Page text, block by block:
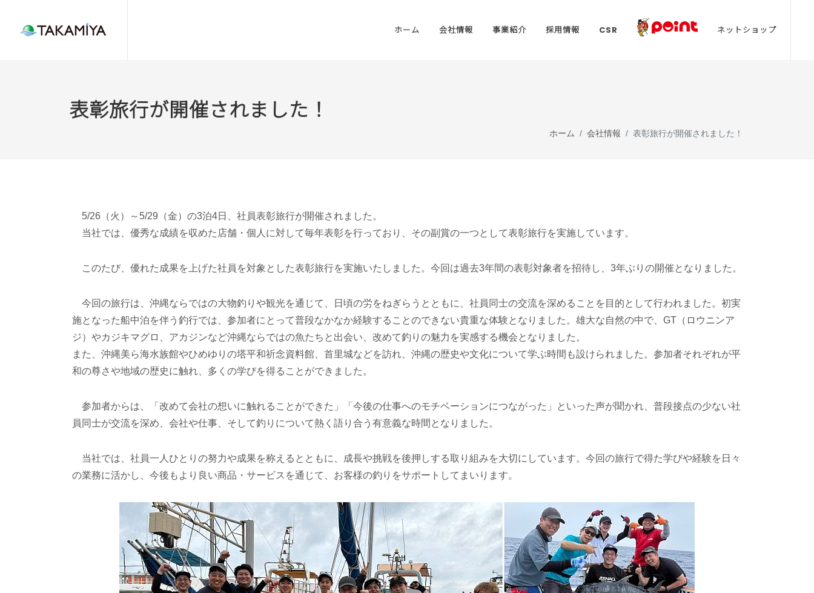
ホーム 会社情報 事業紹介 採用情報 CSR ネットショップ
表彰旅行が開催されました！
ホーム 会社情報 表彰旅行が開催されました！
5/26（火）～5/29（金）の3泊4日、社員表彰旅行が開催されました。
当社では、優秀な成績を収めた店舗・個人に対して毎年表彰を行っており、その副賞の一つとして表彰旅行を実施しています。
このたび、優れた成果を上げた社員を対象とした表彰旅行を実施いたしました。今回は過去3年間の表彰対象者を招待し、3年ぶりの開催となりました。
今回の旅行は、沖縄ならではの大物釣りや観光を通じて、日頃の労をねぎらうとともに、社員同士の交流を深めることを目的として行われました。初実
施となった船中泊を伴う釣行では、参加者にとって普段なかなか経験することのできない貴重な体験となりました。雄大な自然の中で、GT（ロウニンア
ジ）やカジキマグロ、アカジンなど沖縄ならではの魚たちと出会い、改めて釣りの魅力を実感する機会となりました。
また、沖縄美ら海水族館やひめゆりの塔平和祈念資料館、首里城などを訪れ、沖縄の歴史や文化について学ぶ時間も設けられました。参加者それぞれが平
和の尊さや地域の歴史に触れ、多くの学びを得ることができました。
参加者からは、「改めて会社の想いに触れることができた」「今後の仕事へのモチベーションにつながった」といった声が聞かれ、普段接点の少ない社
員同士が交流を深め、会社や仕事、そして釣りについて熱く語り合う有意義な時間となりました。
当社では、社員一人ひとりの努力や成果を称えるとともに、成長や挑戦を後押しする取り組みを大切にしています。今回の旅行で得た学びや経験を日々
の業務に活かし、今後もより良い商品・サービスを通じて、お客様の釣りをサポートしてまいります。